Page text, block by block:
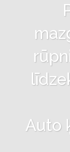
Auto